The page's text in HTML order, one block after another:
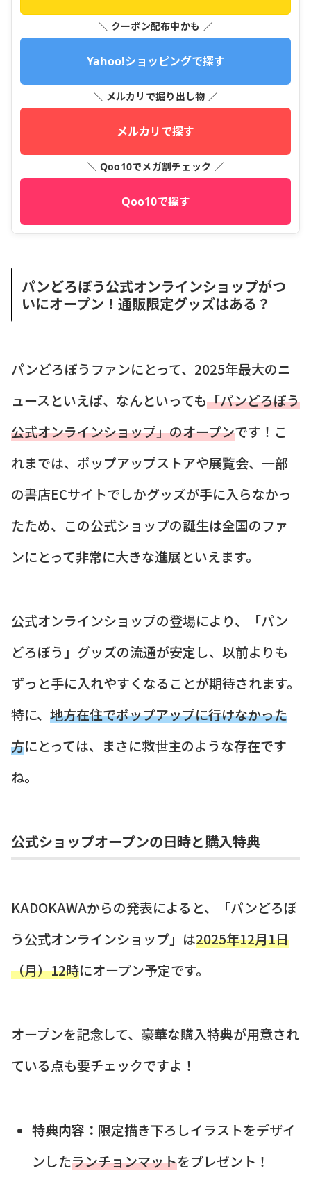
＼ クーポン配布中かも ／
Yahoo!ショッピングで探す
＼ メルカリで掘り出し物 ／
メルカリで探す
＼ Qoo10でメガ割チェック ／
Qoo10で探す
パンどろぼう公式オンラインショップがつ
いにオープン！通販限定グッズはある？
パンどろぼうファンにとって、2025年最大のニ
ュースといえば、なんといっても「パンどろぼう
公式オンラインショップ」のオープンです！こ
れまでは、ポップアップストアや展覧会、一部
の書店ECサイトでしかグッズが手に入らなかっ
たため、この公式ショップの誕生は全国のファ
ンにとって非常に大きな進展といえます。
公式オンラインショップの登場により、「パン
どろぼう」グッズの流通が安定し、以前よりも
ずっと手に入れやすくなることが期待されます。
特に、 地方在住でポップアップに行けなかった
方にとっては、まさに救世主のような存在です
ね。
公式ショップオープンの日時と購入特典
KADOKAWAからの発表によると、「パンどろぼ
う公式オンラインショップ」は2025年12月1日
（月）12時にオープン予定です。
オープンを記念して、豪華な購入特典が用意され
ている点も要チェックですよ！
特典内容： 限定描き下ろしイラストをデザイ
ンしたランチョンマットをプレゼント！